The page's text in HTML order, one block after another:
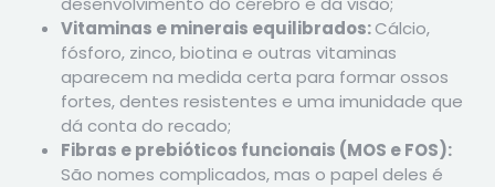
Vitaminas e minerais equilibrados:Cálcio,
fósforo, zinco, biotina e outras vitaminas
aparecem na medida certa para formar ossos
fortes, dentes resistentes e uma imunidade que
dá conta do recado;
Fibras e prebióticos funcionais (MOS e FOS):
São nomes complicados, mas o papel deles é